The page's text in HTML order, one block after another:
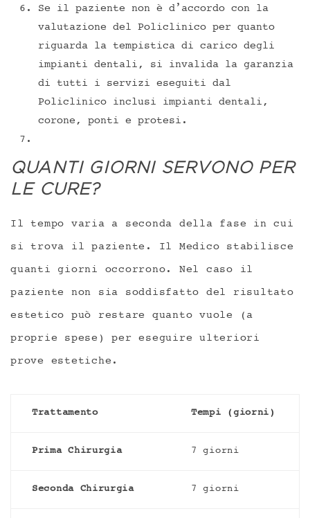
Se il paziente non è d’accordo con la
valutazione del Policlinico per quanto
riguarda la tempistica di carico degli
impianti dentali, si invalida la garanzia
di tutti i servizi eseguiti dal
Policlinico inclusi impianti dentali,
corone, ponti e protesi.
QUANTI GIORNI SERVONO PER
LE CURE?
Il tempo varia a seconda della fase in cui
si trova il paziente. Il Medico stabilisce
quanti giorni occorrono. Nel caso il
paziente non sia soddisfatto del risultato
estetico può restare quanto vuole (a
proprie spese) per eseguire ulteriori
prove estetiche.
Trattamento Tempi (giorni)
Prima Chirurgia 7 giorni
Seconda Chirurgia 7 giorni